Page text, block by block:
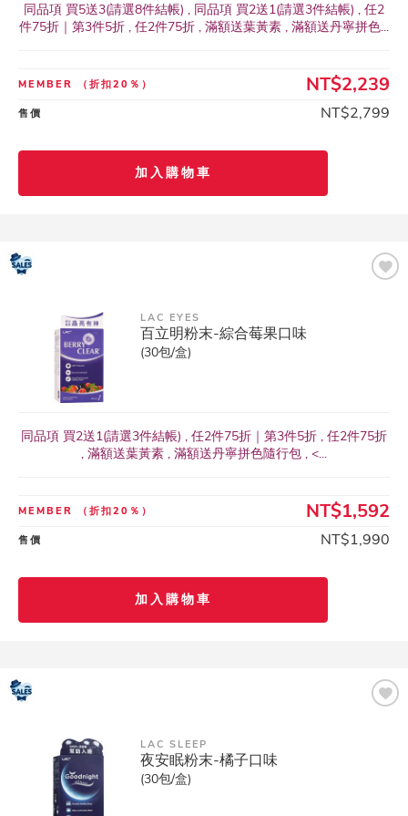
同品項 買5送3(請選8件結帳) , 同品項 買2送1(請選3件結帳) , 任2
件75折｜第3件5折 , 任2件75折 , 滿額送葉黃素 , 滿額送丹寧拼色...
MEMBER （折扣20％） NT$2,239
售價 NT$2,799
加入購物車
LAC EYES
百立明粉末-綜合莓果口味
(30包/盒)
同品項 買2送1(請選3件結帳) , 任2件75折｜第3件5折 , 任2件75折
, 滿額送葉黃素 , 滿額送丹寧拼色隨行包 , <...
MEMBER （折扣20％） NT$1,592
售價 NT$1,990
加入購物車
LAC SLEEP
夜安眠粉末-橘子口味
(30包/盒)